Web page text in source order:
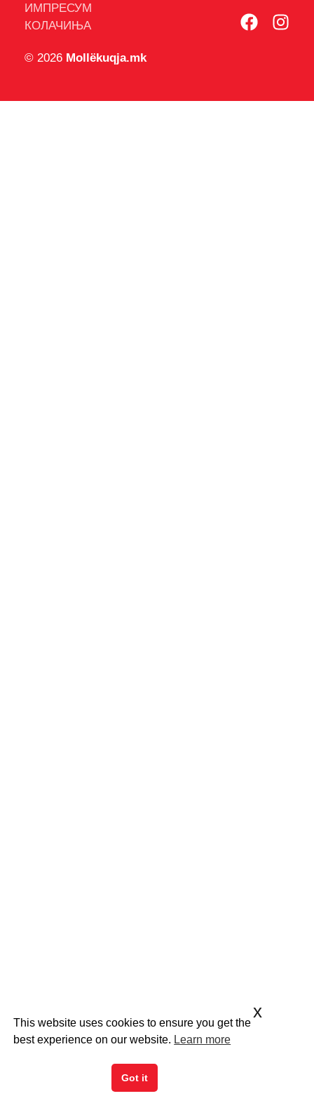
ИМПРЕСУМ
КОЛАЧИЊА
© 2026 Mollëkuqja.mk
This website uses cookies to ensure you get the
best experience on our website. Learn more
Got it
x